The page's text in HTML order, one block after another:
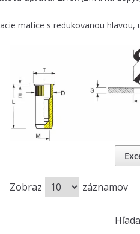
matice s redukovanou
Zobraz záznamov